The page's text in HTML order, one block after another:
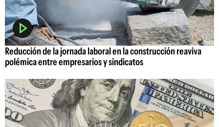
Reducción de la jornada laboral en la construcción reaviva
polémica entre empresarios y sindicatos